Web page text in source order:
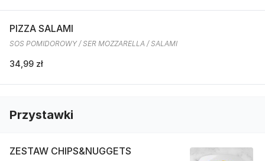
PIZZA SALAMI
SOS POMIDOROWY / SER MOZZARELLA / SALAMI
34,99 zł
Przystawki
ZESTAW CHIPS&NUGGETS